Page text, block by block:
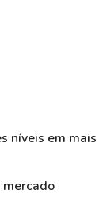
níveis em mais
mercado